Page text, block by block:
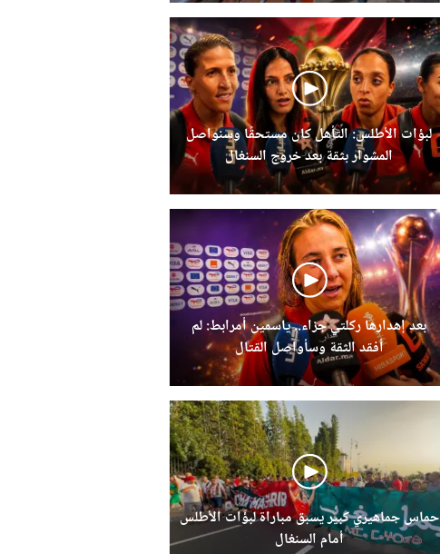
لبؤات الأطلس: التأهل كان مستحقًا وسنواصل
المشوار بثقة بعد خروج السنغال
بعد إهدارها ركلتي جزاء.. ياسمين أمرابط: لم
أفقد الثقة وسأواصل القتال
حماس جماهيري كبير يسبق مباراة لبؤات الأطلس
أمام السنغال